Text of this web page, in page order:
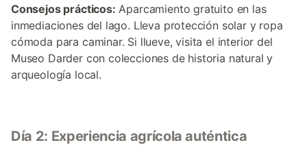
Consejos prácticos: Aparcamiento gratuito en las
inmediaciones del lago. Lleva protección solar y ropa
cómoda para caminar. Si llueve, visita el interior del
Museo Darder con colecciones de historia natural y
arqueología local.
Día 2: Experiencia agrícola auténtica